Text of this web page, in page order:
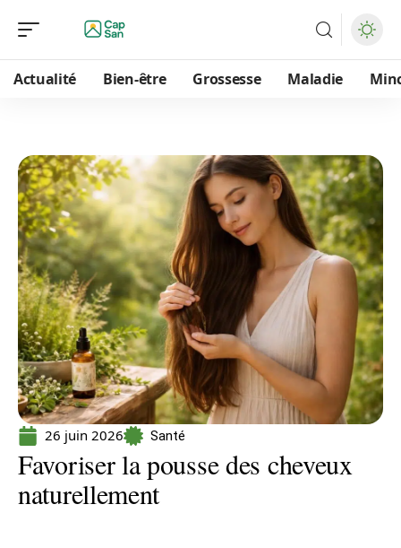
Actualité Bien-être Grossesse Maladie
26 juin 2026 Santé
Favoriser la pousse des cheveux
naturellement